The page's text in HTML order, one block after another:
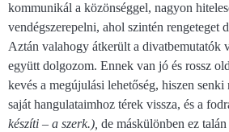
kommunikál a közönséggel, nagyon
vendégszerepelni, ahol szintén rengeteget
Aztán valahogy átkerült a divatbemutatók
együtt dolgozom. Ennek van jó és rossz
kevés a megújulási lehetőség, hiszen
saját hangulataimhoz térek vissza, és a
készíti – a szerk.), de máskülönben ez